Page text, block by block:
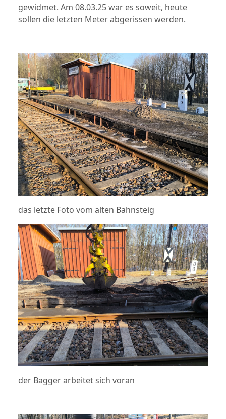
gewidmet. Am 08.03.25 war es soweit, heute
sollen die letzten Meter abgerissen werden.
das letzte Foto vom alten Bahnsteig
der Bagger arbeitet sich voran